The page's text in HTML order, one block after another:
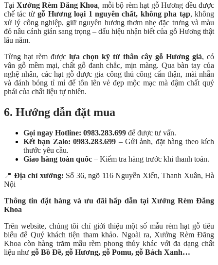
Tại Xưởng Rèm Đăng Khoa, mỗi bộ rèm hạt gỗ Hương đều được
chế tác từgỗ Hương loại 1 nguyên chất, không pha tạp, không
xử lý công nghiệp, giữ nguyên hương thơm nhẹ đặc trưng và màu
đỏ nâu cánh gián sang trọng – dấu hiệu nhận biết của gỗ Hương thật
lâu năm.
Từng hạt rèm được lựa chọn kỹ từ thân cây gỗ Hương già, có
vân gỗ mềm mại, chất gỗ đanh chắc, mịn màng. Qua bàn tay của
nghệ nhân, các hạt gỗ được gia công thủ công cẩn thận, mài nhẵn
và đánh bóng tỉ mỉ để tôn lên vẻ đẹp mộc mạc mà đậm chất quý
phái của chất liệu tự nhiên.
6. Hướng dẫn đặt mua
Gọi ngay Hotline: 0983.283.699 để được tư vấn.
Kết bạn Zalo: 0983.283.699 – Gửi ảnh, đặt hàng theo kích
thước yêu cầu.
Giao hàng toàn quốc – Kiểm tra hàng trước khi thanh toán.
📍 Địa chỉ xưởng: Số 36, ngõ 116 Nguyễn Xiển, Thanh Xuân, Hà
Nội
Thông tin đặt hàng và ưu đãi hấp dẫn tại Xưởng Rèm Đăng
Khoa
Trên website, chúng tôi chỉ giới thiệu một số mẫu rèm hạt gỗ tiêu
biểu để Quý khách tiện tham khảo. Ngoài ra, Xưởng Rèm Đăng
Khoa còn hàng trăm mẫu rèm phong thủy khác với đa dạng chất
liệu như gỗ Bồ Đề, gỗ Hương, gỗ Pomu, gỗ Bách Xanh…